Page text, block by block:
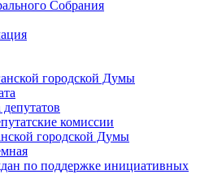
Cобрания
городской Думы
комиссии
городской Думы
по поддержке инициативных